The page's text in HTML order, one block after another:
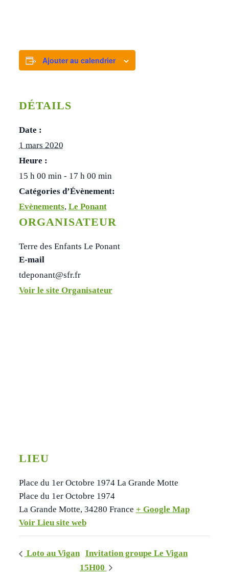
Ajouter au calendrier
DÉTAILS
Date :
1 mars 2020
Heure :
15 h 00 min - 17 h 00 min
Catégories d’Évènement:
Evènements, Le Ponant
ORGANISATEUR
Terre des Enfants Le Ponant
E-mail
tdeponant@sfr.fr
Voir le site Organisateur
LIEU
Place du 1er Octobre 1974 La Grande Motte
Place du 1er Octobre 1974
La Grande Motte, 34280 France + Google Map
Voir Lieu site web
Loto au Vigan
Invitation groupe Le Vigan
15H00